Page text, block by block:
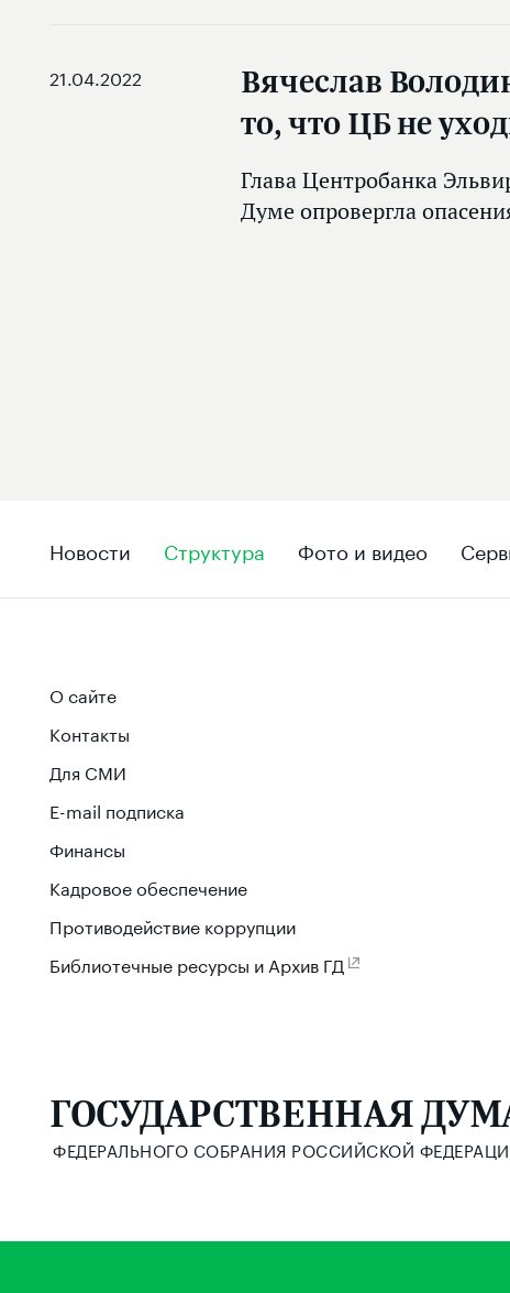
21.04.2022
Вячеслав
то, что ЦБ не
Глава Центробанка
Думе опровергла
Новости Структура Фото и видео
О сайте
Контакты
Для СМИ
E-mail подписка
Финансы
Кадровое обеспечение
Противодействие коррупции
Библиотечные ресурсы и Архив ГД
ГОСУДАРСТВЕННАЯ
ФЕДЕРАЛЬНОГО СОБРАНИЯ РОССИЙСКОЙ